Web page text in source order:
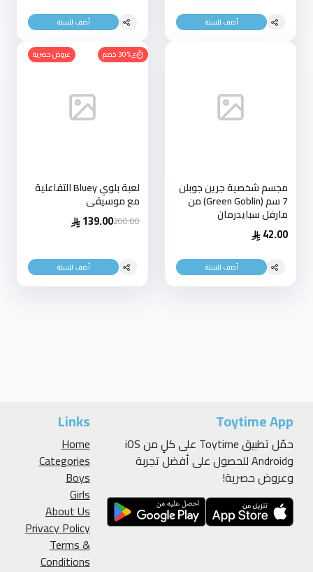
أضف للسلة أضف للسلة
مجسم شخصية جرين جوبلن
7 سم (Green Goblin) من
مارفل سبايدرمان
42.00
أضف للسلة
30% خصم عروض حصرية
لعبة بلوي Bluey التفاعلية
مع موسيقى
200.00
139.00
أضف للسلة
Toytime App
حمّل تطبيق Toytime على كلٍ من iOS
وAndroid للحصول على أفضل تجربة
وعروض حصرية!
Links
Home
Categories
Boys
Girls
About Us
Privacy Policy
Terms &
Conditions